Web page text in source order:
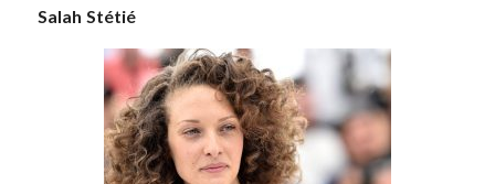
Salah Stétié